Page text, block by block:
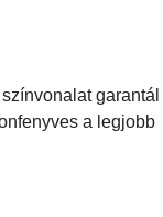
garantál
a legjobb